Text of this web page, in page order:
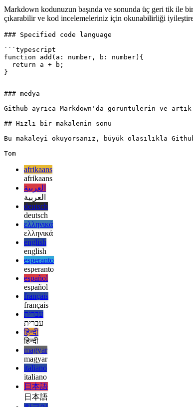
Özel kod tanımı
Markdown kodunuzun başında ve sonunda üç geri tik ile
çıkarabilir ve kod incelemeleriniz için okunabilirliği
### Specified code language
```typescript
function add(a: number, b: number){
### medya
Github ayrıca Markdown'da görüntülerin ve
## Hızlı bir makalenin sonu
Bu makaleyi okuyorsanız, büyük olasılıkla
afrikaans
afrikaans
العربية
العربية
deutsch
deutsch
ελληνικά
ελληνικά
english
english
esperanto
esperanto
español
español
français
français
עברית
עברית
हिन्दी
हिन्दी
magyar
magyar
italiano
italiano
日本語